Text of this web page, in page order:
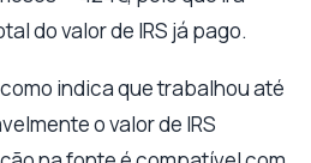
do valor de IRS já pago.
indica que trabalhou até
o valor de IRS